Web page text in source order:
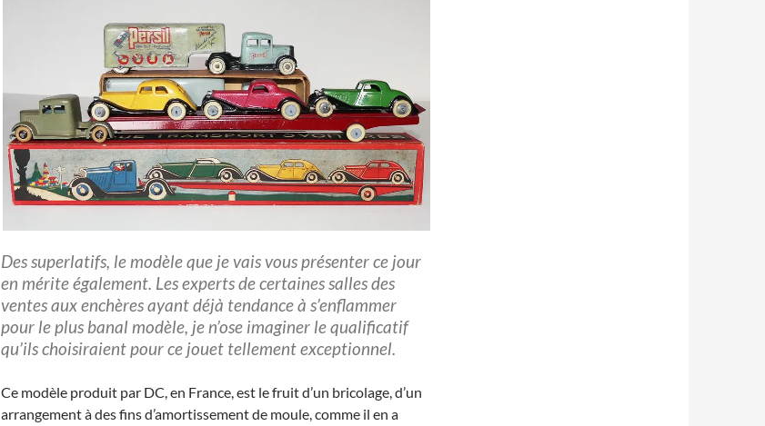
Des superlatifs, le modèle que je vais vous présenter ce jour
en mérite également. Les experts de certaines salles des
ventes aux enchères ayant déjà tendance à s’enflammer
pour le plus banal modèle, je n’ose imaginer le qualificatif
qu’ils choisiraient pour ce jouet tellement exceptionnel.
Ce modèle produit par DC, en France, est le fruit d’un bricolage, d’un
arrangement à des fins d’amortissement de moule, comme il en a